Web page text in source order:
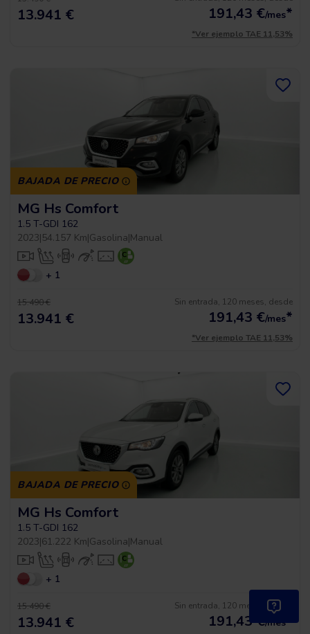
13.941 € 191,43 €/mes*
*Ver ejemplo TAE 11,53%
BAJADA DE PRECIO
MG Hs Comfort
1.5 T-GDI 162
2023|54.157 Km|Gasolina|Manual
+ 1
15.490 €
13.941 €
Sin entrada, 120 meses, desde
191,43 €/mes*
*Ver ejemplo TAE 11,53%
BAJADA DE PRECIO
MG Hs Comfort
1.5 T-GDI 162
2023|61.222 Km|Gasolina|Manual
+ 1
15.490 €
13.941 €
Sin entrada, 120 meses, desde
191,43€/mes*